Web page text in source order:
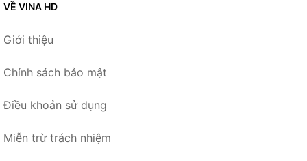
VỀ VINA HD
Giới thiệu
Chính sách bảo mật
Điều khoản sử dụng
Miễn trừ trách nhiệm